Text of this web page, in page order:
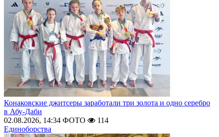
Конаковские джитсеры заработали три золота и одно серебро
в Абу-Даби
02.08.2026, 14:34 ФОТО
114
Единоборства